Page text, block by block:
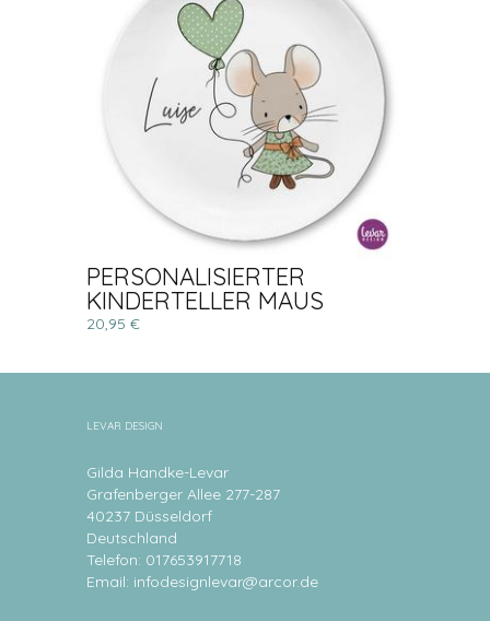
PERSONALISIERTER
KINDERTELLER MAUS
20,95 €
LEVAR DESIGN
Gilda Handke-Levar
Grafenberger Allee 277-287
40237 Düsseldorf
Deutschland
Telefon: 017653917718
Email: infodesignlevar@arcor.de